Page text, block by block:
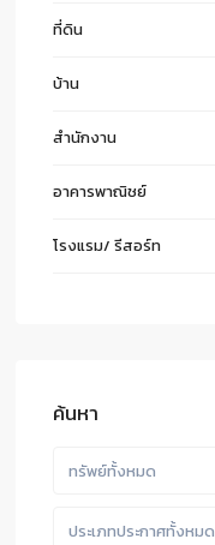
ที่ดิน
บ้าน
สำนักงาน
อาคารพาณิชย์
โรงแรม/ รีสอร์ท
ค้นหา
ทรัพย์ทั้งหมด
ประเภทประกาศทั้งหมด